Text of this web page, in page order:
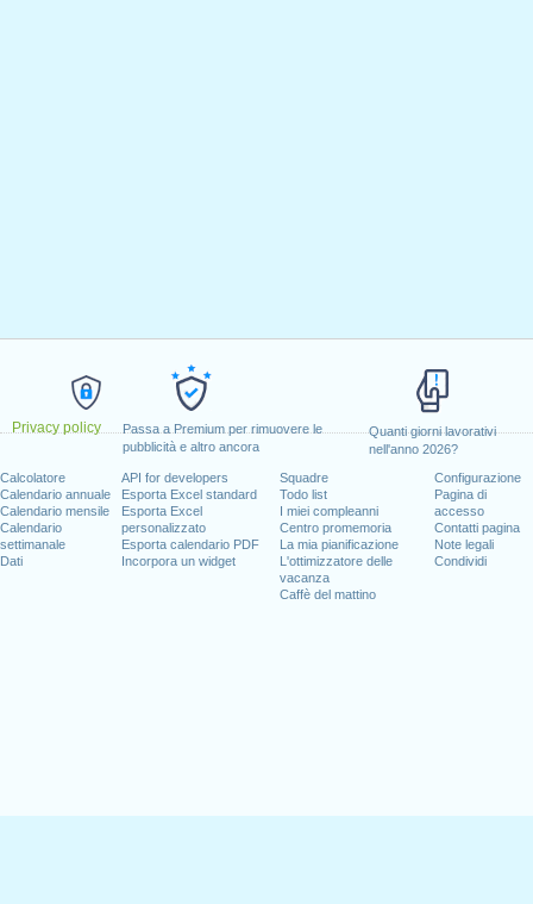
Privacy policy
Passa a Premium per rimuovere le
pubblicità e altro ancora
Quanti giorni lavorativi
nell'anno 2026?
Calcolatore
Calendario annuale
Calendario mensile
Calendario
settimanale
Dati
API for developers
Esporta Excel standard
Esporta Excel
personalizzato
Esporta calendario PDF
Incorpora un widget
Squadre
Todo list
I miei compleanni
Centro promemoria
La mia pianificazione
L'ottimizzatore delle
vacanza
Caffè del mattino
Configurazione
Pagina di
accesso
Contatti pagina
Note legali
Condividi